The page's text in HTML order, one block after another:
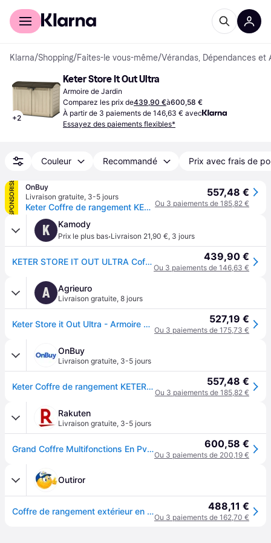
Acheter avec Klarna
Klarna/Shopping/Faites-le vous-même/Vérandas, Dépendances et
+2
Keter Store It Out Ultra
Armoire de Jardin
Comparez les prix de439,90 €à600,58 €
À partir de 3 paiements de 146,63 € avec
Essayez des paiements flexibles*
Couleur Recommandé Prix avec frais de
SPONSORISÉ
OnBuy
Livraison gratuite, 3-5 jours
Keter Coffre de rangement KETER Store-It-out Ultra, coffre de jardin résistant aux intempéries, Beige - 2000L - 177x113x134 cm
557,48 €
Ou 3 paiements de 185,82 €
K Kamody
Prix le plus bas·Livraison 21,90 €, 3 jours
KETER STORE IT OUT ULTRA Coffre de rangement 177 x 113 x 134 cm beige 17199414 439,90 €
Ou 3 paiements de 146,63 €
A Agrieuro
Livraison gratuite, 8 jours
Keter Store it Out Ultra - Armoire à outils de jardin 527,19 €
Ou 3 paiements de 175,73 €
OnBuy
Livraison gratuite, 3-5 jours
Keter Coffre de rangement KETER Store-It-out Ultra, coffre de jardin résistant aux intempéries, Beige - 2000L - 177x113x134 cm 557,48 €
Ou 3 paiements de 185,82 €
Rakuten
Livraison gratuite, 3-5 jours
Grand Coffre Multifonctions En Pvc Pour Le Jardin 2000l 600,58 €
Ou 3 paiements de 200,19 €
Outiror
Coffre de rangement extérieur en résine - 2000L - beige - 488,11 €
Ou 3 paiements de 162,70 €